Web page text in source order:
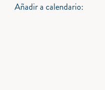
Añadir a calendario: